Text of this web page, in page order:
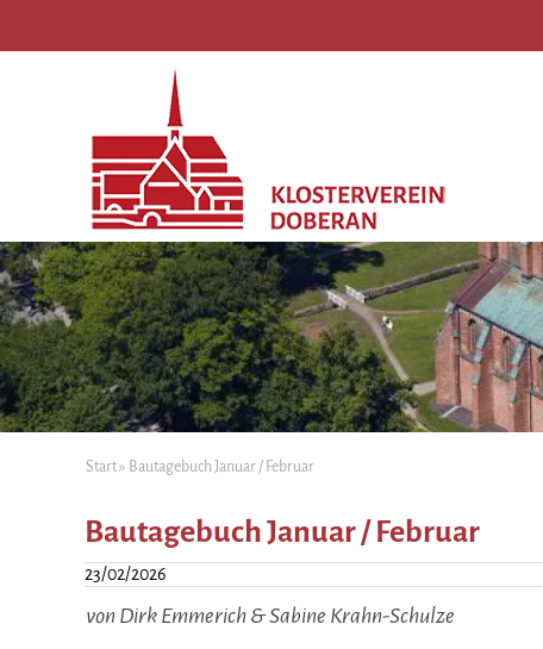
Start» Bautagebuch Januar / Februar
Bautagebuch Januar / Februar
23/02/2026
von Dirk Emmerich & Sabine Krahn-Schulze